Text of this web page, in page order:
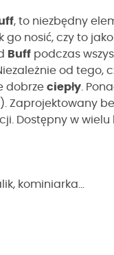
, to niezbędny
go nosić, czy to
Buff podczas
od tego,
dobrze ciepły .
Zaprojektowany
Dostępny w
kominiarka...